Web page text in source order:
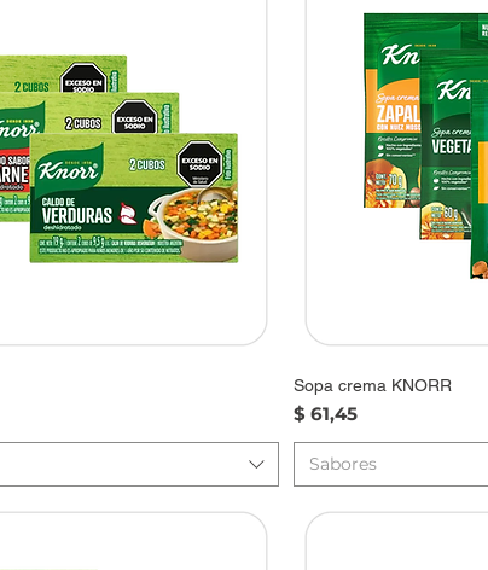
Sopa crema KNORR
Precio
$ 61,45
Sabores